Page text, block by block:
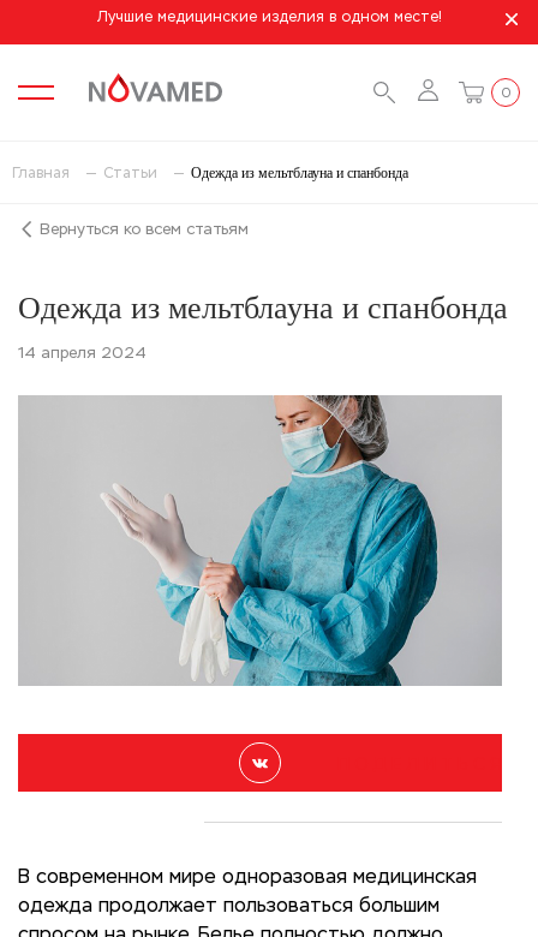
Лучшие медицинские изделия в одном месте!
0
Главная Статьи Одежда из мельтблауна и спанбонда
Вернуться ко всем статьям
Одежда из мельтблауна и спанбонда
14 апреля 2024
В современном мире одноразовая медицинская
одежда продолжает пользоваться большим